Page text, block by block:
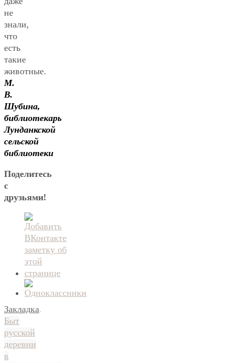
не
знали,
что
есть
такие
животные.
М.
В.
Шубина,
библиотекарь
Лунданкской
сельской
библиотеки
Поделитесь
с
друзьями!
Закладка.
Быт
русской
деревни
в